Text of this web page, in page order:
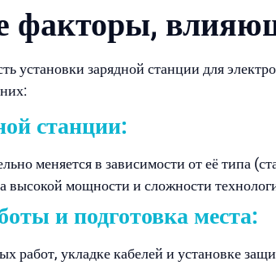
факторы,
зарядной станции для
станции:
меняется в зависимости от её типа
высокой мощности и сложности
и подготовка места:
работ, укладке кабелей и установке